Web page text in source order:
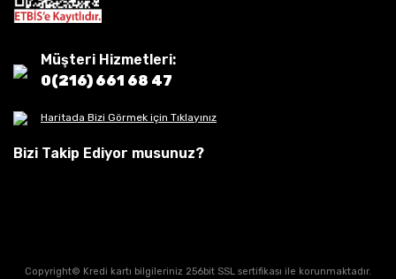
Müşteri Hizmetleri:
0(216) 661 68 47
Haritada Bizi Görmek için Tıklayınız
Bizi Takip Ediyor musunuz?
Copyright© Kredi kartı bilgileriniz 256bit SSL sertifikası ile korunmaktadır.